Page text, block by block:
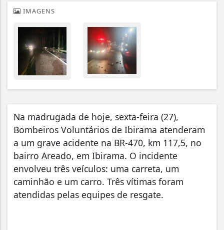
IMAGENS
Na madrugada de hoje, sexta-feira (27),
Bombeiros Voluntários de Ibirama atenderam
a um grave acidente na BR-470, km 117,5, no
bairro Areado, em Ibirama. O incidente
envolveu três veículos: uma carreta, um
caminhão e um carro. Três vítimas foram
atendidas pelas equipes de resgate.